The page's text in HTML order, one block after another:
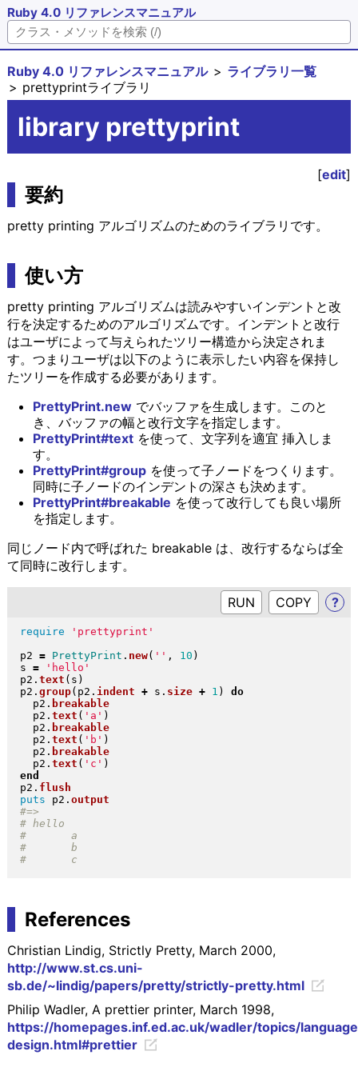
Ruby 4.0 リファレンスマニュアル
Ruby 4.0 リファレンスマニュアル
ライブラリ一覧
prettyprintライブラリ
library prettyprint
[edit]
要約
pretty printing アルゴリズムのためのライブラリです。
使い方
pretty printing アルゴリズムは読みやすいインデントと改
行を決定するためのアルゴリズムです。インデントと改行
はユーザによって与えられたツリー構造から決定されま
す。つまりユーザは以下のように表示したい内容を保持し
たツリーを作成する必要があります。
PrettyPrint.newでバッファを生成します。このと
き、バッファの幅と改行文字を指定します。
PrettyPrint#textを使って、文字列を適宜 挿入しま
す。
PrettyPrint#groupを使って子ノードをつくります。
同時に子ノードのインデントの深さも決めます。
PrettyPrint#breakable を使って改行しても良い場所
を指定します。
同じノード内で呼ばれた breakable は、改行するならば全
て同時に改行します。
RUN ?
require
'prettyprint'
p2 = PrettyPrint . new( '' , 10 )
s =
'hello'
p2 . text ( s )
p2 . group( p2 . indent + s . size + 1 )
do
  p2
. breakable
  p2
. text ( 'a' )
  p2
. breakable
  p2
. text ( 'b' )
  p2
. breakable
  p2
. text ( 'c' )
end
p2 . flush
puts p2 . output
References
Christian Lindig, Strictly Pretty, March 2000,
http://www.st.cs.uni-
sb.de/~lindig/papers/pretty/strictly-pretty.html
Philip Wadler, A prettier printer, March 1998,
https://homepages.inf.ed.ac.uk/wadler/topics/
design.html#prettier